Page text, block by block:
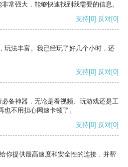
常强大，能够快速找到我需要的信息。
支持[0] 反对[0]
玩法丰富。我已经玩了好几个小时，还
支持[0] 反对[0]
备神器，无论是看视频、玩游戏还是工
不用担心网速卡顿了。
支持[0] 反对[0]
你提供最高速度和安全性的连接，并帮